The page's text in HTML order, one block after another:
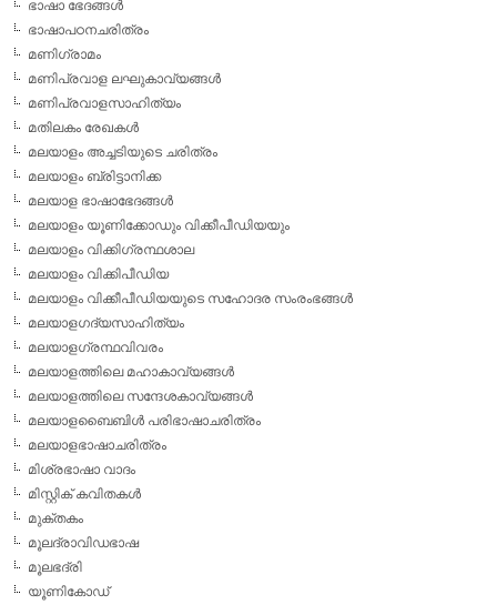
ഭാഷാ ഭേദങ്ങള്‍
ഭാഷാപഠനചരിത്രം
മണിഗ്രാമം
മണിപ്രവാള ലഘുകാവ്യങ്ങള്‍
മണിപ്രവാളസാഹിത്യം
മതിലകം രേഖകള്‍
മലയാളം അച്ചടിയുടെ ചരിത്രം
മലയാളം ബ്രിട്ടാനിക്ക
മലയാള ഭാഷാഭേദങ്ങള്‍
മലയാളം യൂണിക്കോഡും വിക്കീപീഡിയയും
മലയാളം വിക്കിഗ്രന്ഥശാല
മലയാളം വിക്കിപീഡിയ
മലയാളം വിക്കീപീഡിയയുടെ സഹോദര സംരംഭങ്ങള്‍
മലയാളഗദ്യസാഹിത്യം
മലയാളഗ്രന്ഥവിവരം
മലയാളത്തിലെ മഹാകാവ്യങ്ങള്‍
മലയാളത്തിലെ സന്ദേശകാവ്യങ്ങള്‍
മലയാളബൈബിള്‍ പരിഭാഷാചരിത്രം
മലയാളഭാഷാചരിത്രം
മിശ്രഭാഷാ വാദം
മിസ്റ്റിക് കവിതകള്‍
മുക്തകം
മൂലദ്രാവിഡഭാഷ
മൂലഭദ്രി
യൂണികോഡ്